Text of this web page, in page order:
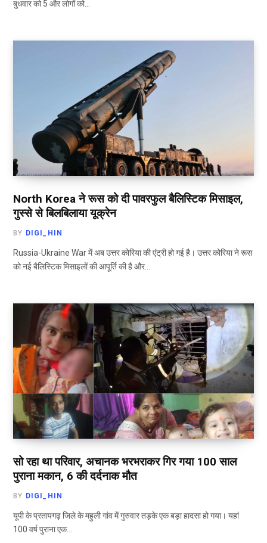
बुधवार को 5 और लोगों को…
North Korea ने रूस को दी पावरफुल बैलिस्टिक मिसाइल,
गुस्से से बिलबिलाया यूक्रेन
BY DIGI_HIN
Russia-Ukraine War में अब उत्तर कोरिया की एंट्री हो गई है। उत्तर कोरिया ने रूस
को नई बैलिस्टिक मिसाइलों की आपूर्ति की है और…
सो रहा था परिवार, अचानक भरभराकर गिर गया 100 साल
पुराना मकान, 6 की दर्दनाक मौत
BY DIGI_HIN
यूपी के प्रतापगढ़ जिले के महुली गांव में गुरुवार तड़के एक बड़ा हादसा हो गया। यहां
100 वर्ष पुराना एक…